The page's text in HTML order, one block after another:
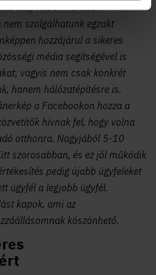
alapvetően nehezen
szolgálhatunk egzakt
hozzájárul a sikeres
média segítségével is
vagyis nem csak konkrét
hanem hálózatépítésre is.
a Facebookon hozza a
hívnak fel, hogy volna
otthonra. Nagyjából 5-10
szorosabban, és ez jól működik
pedig újabb ügyfeleket
ügyfél a legjobb ügyfél.
kapok, ami az
köszönhető.